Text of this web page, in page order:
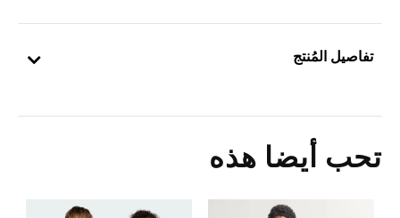
تفاصيل المُنتج
تحب أيضا هذه